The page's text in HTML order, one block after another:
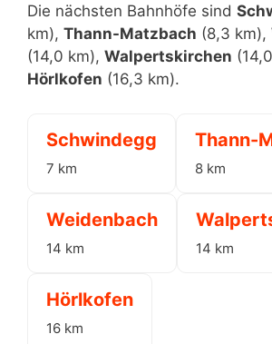
Die nächsten Bahnhöfe sind
km), Thann-Matzbach (8,3 km),
(14,0 km), Walpertskirchen
Hörlkofen (16,3 km).
Schwindegg
7 km
Thann-
8 km
Weidenbach
14 km 14 km
Hörlkofen
16 km